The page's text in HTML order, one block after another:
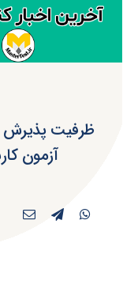
ظرفیت پذیرش
آزمون